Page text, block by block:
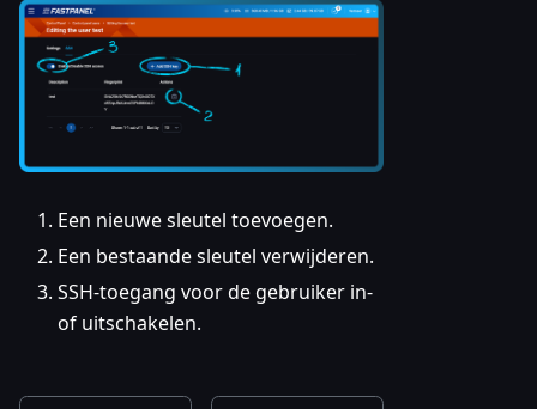
Een nieuwe sleutel toevoegen.
Een bestaande sleutel verwijderen.
SSH-toegang voor de gebruiker in-
of uitschakelen.